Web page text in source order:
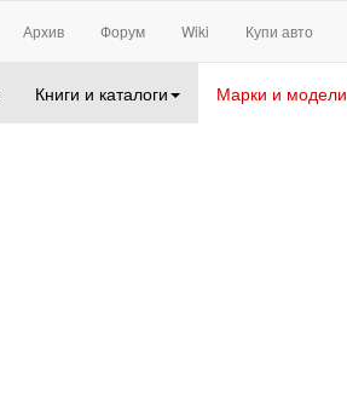
Архив Форум Wiki Купи авто
Книги и каталоги Марки и модели